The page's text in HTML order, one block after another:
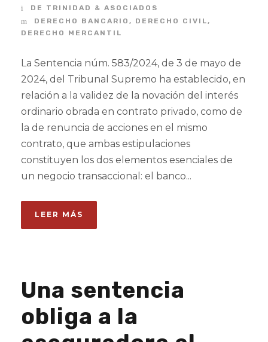
DE TRINIDAD & ASOCIADOS
DERECHO BANCARIO , DERECHO CIVIL,
DERECHO MERCANTIL
La Sentencia núm. 583/2024, de 3 de mayo de
2024, del Tribunal Supremo ha establecido, en
relación a la validez de la novación del interés
ordinario obrada en contrato privado, como de
la de renuncia de acciones en el mismo
contrato, que ambas estipulaciones
constituyen los dos elementos esenciales de
un negocio transaccional: el banco...
LEER MÁS
Una sentencia
obliga a la